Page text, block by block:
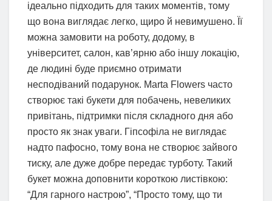
ідеально підходить для таких моментів, тому
що вона виглядає легко, щиро й невимушено. Її
можна замовити на роботу, додому, в
університет, салон, кав’ярню або іншу локацію,
де людині буде приємно отримати
несподіваний подарунок. Marta Flowers часто
створює такі букети для побачень, невеликих
привітань, підтримки після складного дня або
просто як знак уваги. Гіпсофіла не виглядає
надто пафосно, тому вона не створює зайвого
тиску, але дуже добре передає турботу. Такий
букет можна доповнити короткою листівкою:
“Для гарного настрою”, “Просто тому, що ти